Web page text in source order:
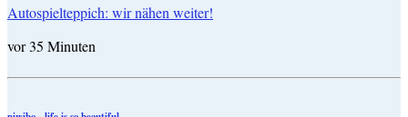
Autospielteppich: wir nähen weiter!
vor 35 Minuten